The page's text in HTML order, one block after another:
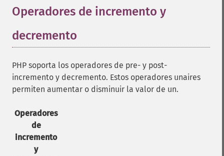
Operadores de incremento y
decremento
PHP soporta los operadores de pre- y post-
incremento y decremento. Estos operadores unaires
permiten aumentar o disminuir la valor de un.
Operadores
de
incremento
y